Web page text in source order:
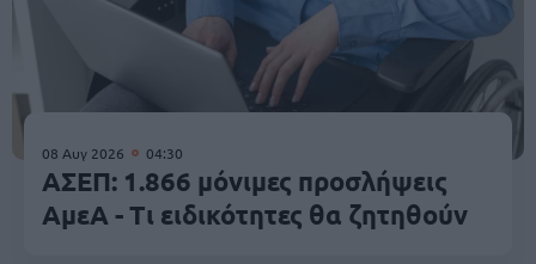
08 Αυγ 2026 04:30
ΑΣΕΠ: 1.866 μόνιμες προσλήψεις
ΑμεΑ - Τι ειδικότητες θα ζητηθούν